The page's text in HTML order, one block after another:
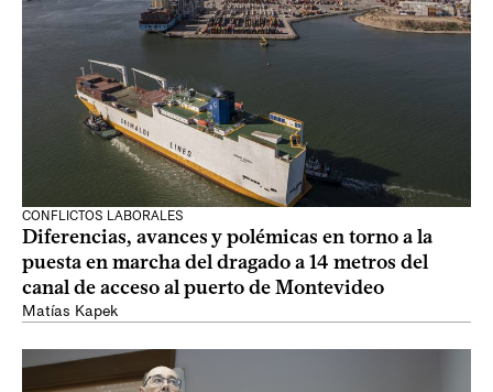
CONFLICTOS LABORALES
Diferencias, avances y polémicas en torno a la
puesta en marcha del dragado a 14 metros del
canal de acceso al puerto de Montevideo
Matías Kapek